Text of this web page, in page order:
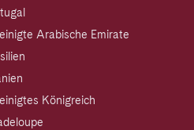
Arabische Emirate
Königreich